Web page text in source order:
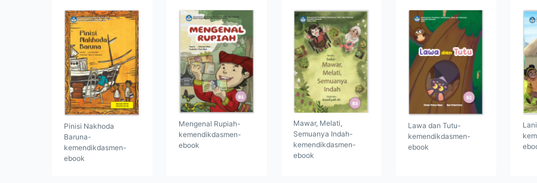
Pinisi Nakhoda
Baruna-
kemendikdasmen-
ebook
Mengenal Rupiah-
kemendikdasmen-
ebook
Mawar, Melati,
Semuanya Indah-
kemendikdasmen-
ebook
Lawa dan Tutu-
kemendikdasmen-
ebook